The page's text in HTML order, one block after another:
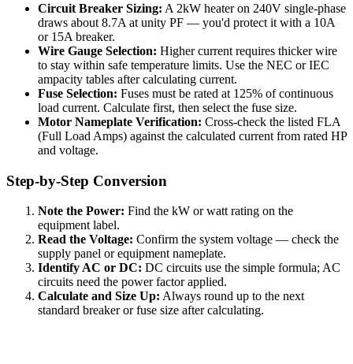
Circuit Breaker Sizing: A 2kW heater on 240V single-phase
draws about 8.7A at unity PF — you'd protect it with a 10A
or 15A breaker.
Wire Gauge Selection: Higher current requires thicker wire
to stay within safe temperature limits. Use the NEC or IEC
ampacity tables after calculating current.
Fuse Selection: Fuses must be rated at 125% of continuous
load current. Calculate first, then select the fuse size.
Motor Nameplate Verification: Cross-check the listed FLA
(Full Load Amps) against the calculated current from rated HP
and voltage.
Step-by-Step Conversion
Note the Power: Find the kW or watt rating on the
equipment label.
Read the Voltage: Confirm the system voltage — check the
supply panel or equipment nameplate.
Identify AC or DC: DC circuits use the simple formula; AC
circuits need the power factor applied.
Calculate and Size Up: Always round up to the next
standard breaker or fuse size after calculating.